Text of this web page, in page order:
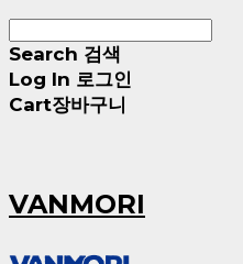
Search 검색
Log In 로그인
Cart장바구니
VANMORI